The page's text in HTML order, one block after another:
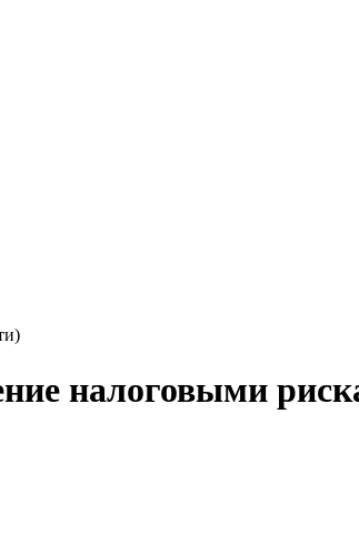
налоговыми